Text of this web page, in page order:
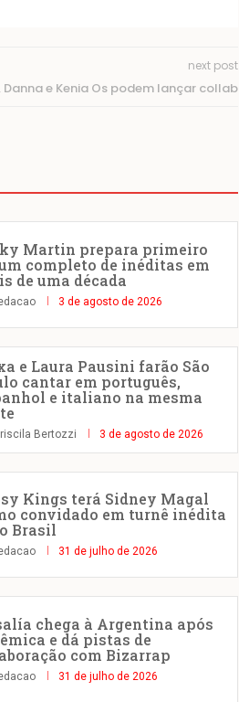
next post
Danna e Kenia Os podem lançar collab
Martin prepara primeiro
completo de inéditas em
de uma década
3 de agosto de 2026
e Laura Pausini farão São
cantar em português,
e italiano na mesma
Bertozzi 3 de agosto de 2026
Kings terá Sidney Magal
convidado em turnê inédita
Brasil
31 de julho de 2026
chega à Argentina após
e dá pistas de
com Bizarrap
31 de julho de 2026